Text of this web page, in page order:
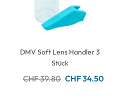
DMV Soft Lens Handler 3
Stück
CHF 39.80 CHF 34.50